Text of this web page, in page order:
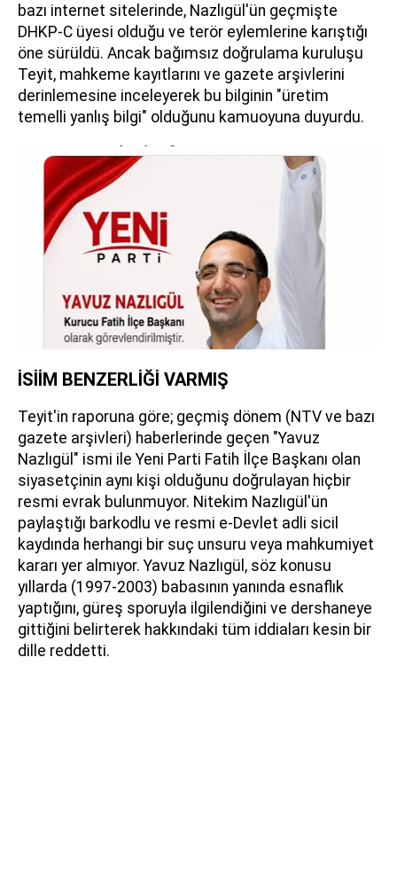
bazı internet sitelerinde, Nazlıgül'ün geçmişte
DHKP-C üyesi olduğu ve terör eylemlerine karıştığı
öne sürüldü. Ancak bağımsız doğrulama kuruluşu
Teyit, mahkeme kayıtlarını ve gazete arşivlerini
derinlemesine inceleyerek bu bilginin "üretim
temelli yanlış bilgi" olduğunu kamuoyuna duyurdu.
İSİİM BENZERLİĞİ VARMIŞ
Teyit'in raporuna göre; geçmiş dönem (NTV ve bazı
gazete arşivleri) haberlerinde geçen "Yavuz
Nazlıgül" ismi ile Yeni Parti Fatih İlçe Başkanı olan
siyasetçinin aynı kişi olduğunu doğrulayan hiçbir
resmi evrak bulunmuyor. Nitekim Nazlıgül'ün
paylaştığı barkodlu ve resmi e-Devlet adli sicil
kaydında herhangi bir suç unsuru veya mahkumiyet
kararı yer almıyor. Yavuz Nazlıgül, söz konusu
yıllarda (1997-2003) babasının yanında esnaflık
yaptığını, güreş sporuyla ilgilendiğini ve dershaneye
gittiğini belirterek hakkındaki tüm iddiaları kesin bir
dille reddetti.